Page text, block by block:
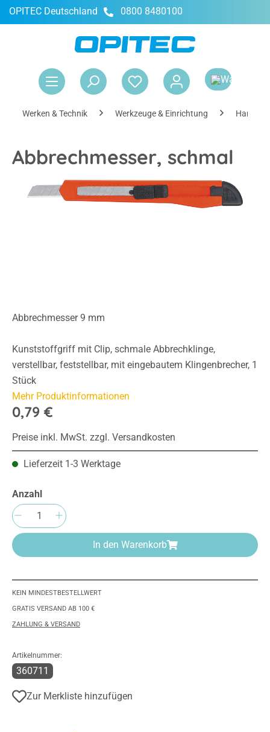
springen
OPITEC Deutschland 0800 8480100
Werken & Technik Werkzeuge & Einrichtung
Abbrechmesser, schmal
Bildergalerie überspringen
Abbrechmesser 9 mm
Kunststoffgriff mit Clip, schmale Abbrechklinge,
verstellbar, feststellbar, mit eingebautem Klingenbrecher, 1
Stück
Mehr Produktinformationen
0,79 €
Preise inkl. MwSt. zzgl. Versandkosten
Lieferzeit 1-3 Werktage
Anzahl
Produkt Anzahl: Gib den gewünschten
In den Warenkorb
KEIN MINDESTBESTELLWERT
GRATIS VERSAND AB 100 €
ZAHLUNG & VERSAND
Artikelnummer:
360711
Zur Merkliste hinzufügen